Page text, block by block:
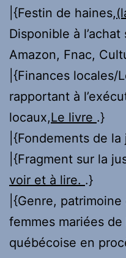
|{Festin de haines,
Disponible à
Amazon, Fnac,
|{Finances locales/
rapportant à
locaux,Le livre .}
|{Fondements de la
|{Fragment sur la
voir et à lire. .}
|{Genre,
femmes mariées
québécoise en